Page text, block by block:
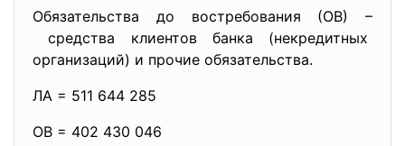
Обязательства до востребования (ОВ) –
средства клиентов банка (некредитных
организаций) и прочие обязательства.
ЛА = 511 644 285
ОВ = 402 430 046